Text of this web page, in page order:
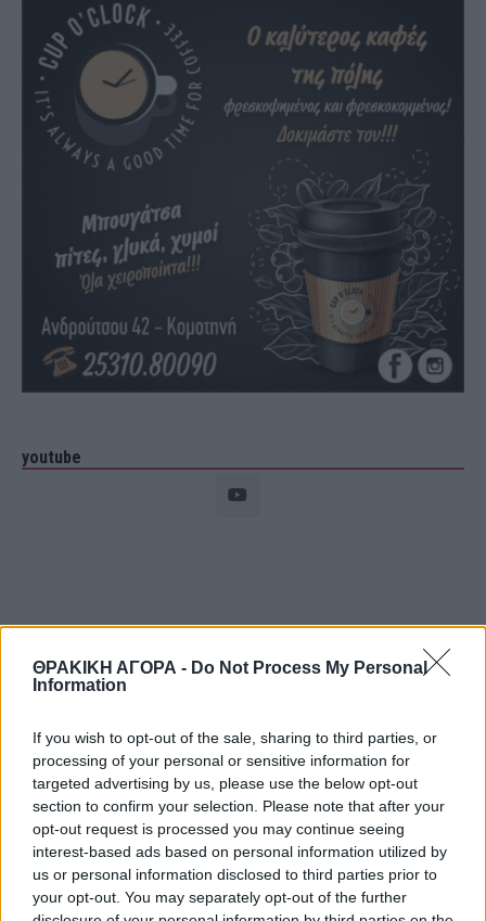
ΘΡΑΚΙΚΗ ΑΓΟΡΑ - Do Not Process My Personal
Information
If you wish to opt-out of the sale, sharing to third parties, or
processing of your personal or sensitive information for
targeted advertising by us, please use the below opt-out
section to confirm your selection. Please note that after your
opt-out request is processed you may continue seeing
interest-based ads based on personal information utilized by
us or personal information disclosed to third parties prior to
your opt-out. You may separately opt-out of the further
youtube
ΘΡΑΚΙΚΗ ΑΓΟΡΑ : 06 ΑΥΓΟΥΣΤΟΥ 2026